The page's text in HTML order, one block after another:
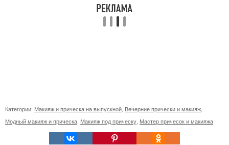
Категории: Макияж и прическа на выпускной Вечерние прически и макияж
Модный макияж и прическа Макияж под прическу Мастер причесок и макияжа